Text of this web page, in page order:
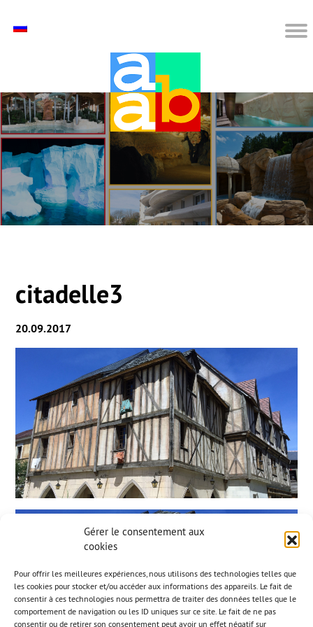
Gérer le consentement aux
cookies
Pour offrir les meilleures expériences, nous utilisons des technologies telles que
les cookies pour stocker et/ou accéder aux informations des appareils. Le fait de
consentir à ces technologies nous permettra de traiter des données telles que le
comportement de navigation ou les ID uniques sur ce site. Le fait de ne pas
consentir ou de retirer son consentement peut avoir un effet négatif sur
citadelle3
20.09.2017